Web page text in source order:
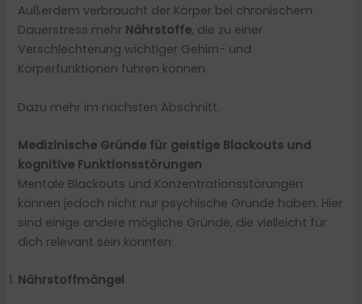
Außerdem verbraucht der Körper bei chronischem
Dauerstress mehr Nährstoffe, die zu einer
Verschlechterung wichtiger Gehirn- und
Körperfunktionen führen können.
Dazu mehr im nächsten Abschnitt.
Medizinische Gründe für geistige Blackouts und
kognitive Funktionsstörungen
Mentale Blackouts und Konzentrationsstörungen
können jedoch nicht nur psychische Gründe haben. Hier
sind einige andere mögliche Gründe, die vielleicht für
dich relevant sein könnten:
Nährstoffmängel